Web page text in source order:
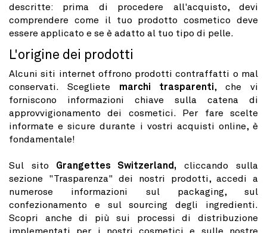
descritte: prima di procedere all'acquisto, devi
comprendere come il tuo prodotto cosmetico deve
essere applicato e se è adatto al tuo tipo di pelle.
L'origine dei prodotti
Alcuni siti internet offrono prodotti contraffatti o mal
conservati. Scegliete marchi trasparenti, che vi
forniscono informazioni chiave sulla catena di
approvvigionamento dei cosmetici. Per fare scelte
informate e sicure durante i vostri acquisti online, è
fondamentale!
Sul sito Grangettes Switzerland, cliccando sulla
sezione "Trasparenza" dei nostri prodotti, accedi a
numerose informazioni sul packaging, sul
confezionamento e sul sourcing degli ingredienti.
Scopri anche di più sui processi di distribuzione